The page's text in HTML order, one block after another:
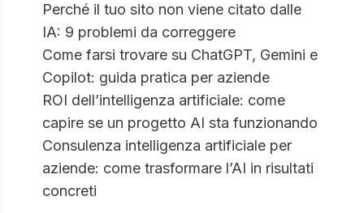
Perché il tuo sito non viene citato dalle
IA: 9 problemi da correggere
Come farsi trovare su ChatGPT, Gemini e
Copilot: guida pratica per aziende
ROI dell’intelligenza artificiale: come
capire se un progetto AI sta funzionando
Consulenza intelligenza artificiale per
aziende: come trasformare l’AI in risultati
concreti